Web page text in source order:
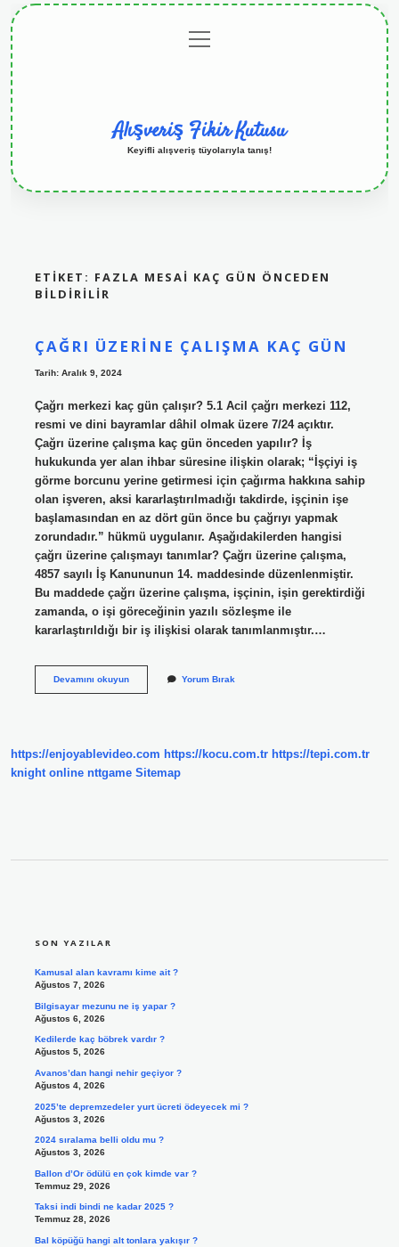
menüyü
aç
Alışveriş Fikir Kutusu
Keyifli alışveriş tüyolarıyla tanış!
ETIKET: FAZLA MESAI KAÇ GÜN ÖNCEDEN
BILDIRILIR
ÇAĞRI ÜZERINE ÇALIŞMA KAÇ GÜN
Tarih: Aralık 9, 2024
Çağrı merkezi kaç gün çalışır? 5.1 Acil çağrı merkezi 112,
resmi ve dini bayramlar dâhil olmak üzere 7/24 açıktır.
Çağrı üzerine çalışma kaç gün önceden yapılır? İş
hukukunda yer alan ihbar süresine ilişkin olarak; “İşçiyi iş
görme borcunu yerine getirmesi için çağırma hakkına sahip
olan işveren, aksi kararlaştırılmadığı takdirde, işçinin işe
başlamasından en az dört gün önce bu çağrıyı yapmak
zorundadır.” hükmü uygulanır. Aşağıdakilerden hangisi
çağrı üzerine çalışmayı tanımlar? Çağrı üzerine çalışma,
4857 sayılı İş Kanununun 14. maddesinde düzenlenmiştir.
Bu maddede çağrı üzerine çalışma, işçinin, işin gerektirdiği
zamanda, o işi göreceğinin yazılı sözleşme ile
kararlaştırıldığı bir iş ilişkisi olarak tanımlanmıştır.…
Devamını okuyunÇağrı
Yorum Bırak
https://enjoyablevideo.com https://kocu.com.tr https://tepi.com.tr
knight online nttgame Sitemap
SON YAZILAR
Kamusal alan kavramı kime ait ?
Ağustos 7, 2026
Bilgisayar mezunu ne iş yapar ?
Ağustos 6, 2026
Kedilerde kaç böbrek vardır ?
Ağustos 5, 2026
Avanos’dan hangi nehir geçiyor ?
Ağustos 4, 2026
2025’te depremzedeler yurt ücreti ödeyecek mi ?
Ağustos 3, 2026
2024 sıralama belli oldu mu ?
Ağustos 3, 2026
Ballon d’Or ödülü en çok kimde var ?
Temmuz 29, 2026
Taksi indi bindi ne kadar 2025 ?
Temmuz 28, 2026
Bal köpüğü hangi alt tonlara yakışır ?